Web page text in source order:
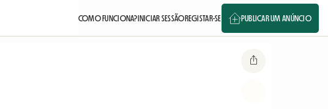
COMO FUNCIONA?INICIAR SESSÃOREGISTAR-SE PUBLICAR UM ANÚNCIO